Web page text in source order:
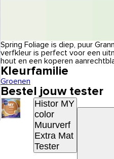
Spring Foliage is diep, puur
verfkleur is perfect voor een
hout en een koperen
Kleurfamilie
Groenen
Bestel jouw tester
Histor MY
color
Muurverf
Extra Mat
Tester